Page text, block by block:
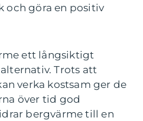
och göra en positiv
ett långsiktigt
Trots att
verka kostsam ger de
över tid god
bergvärme till en